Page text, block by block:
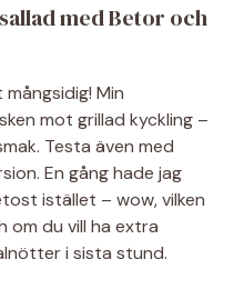
med Betor och
Min
mot grillad kyckling –
Testa även med
En gång hade jag
istället – wow, vilken
om du vill ha extra
i sista stund.